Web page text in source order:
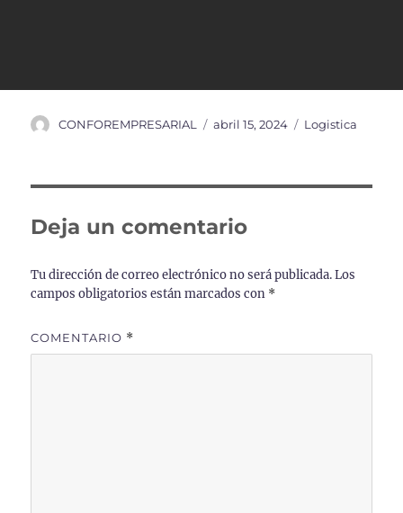
Autor
CONFOREMPRESARIAL
Publicado
abril 15, 2024 Categorías
Logistica
Deja un comentario
Tu dirección de correo electrónico no será publicada. Los
campos obligatorios están marcados con *
COMENTARIO *